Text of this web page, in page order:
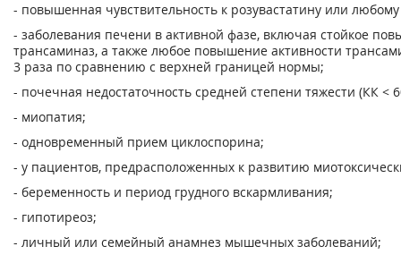
- повышенная чувствительность к розувастатину или
- заболевания печени в активной фазе, включая стойкое
трансаминаз, а также любое повышение активности
3 раза по сравнению с верхней границей нормы;
- почечная недостаточность средней степени тяжести (КК <
- миопатия;
- одновременный прием циклоспорина;
- у пациентов, предрасположенных к развитию
- беременность и период грудного вскармливания;
- гипотиреоз;
- личный или семейный анамнез мышечных заболеваний;